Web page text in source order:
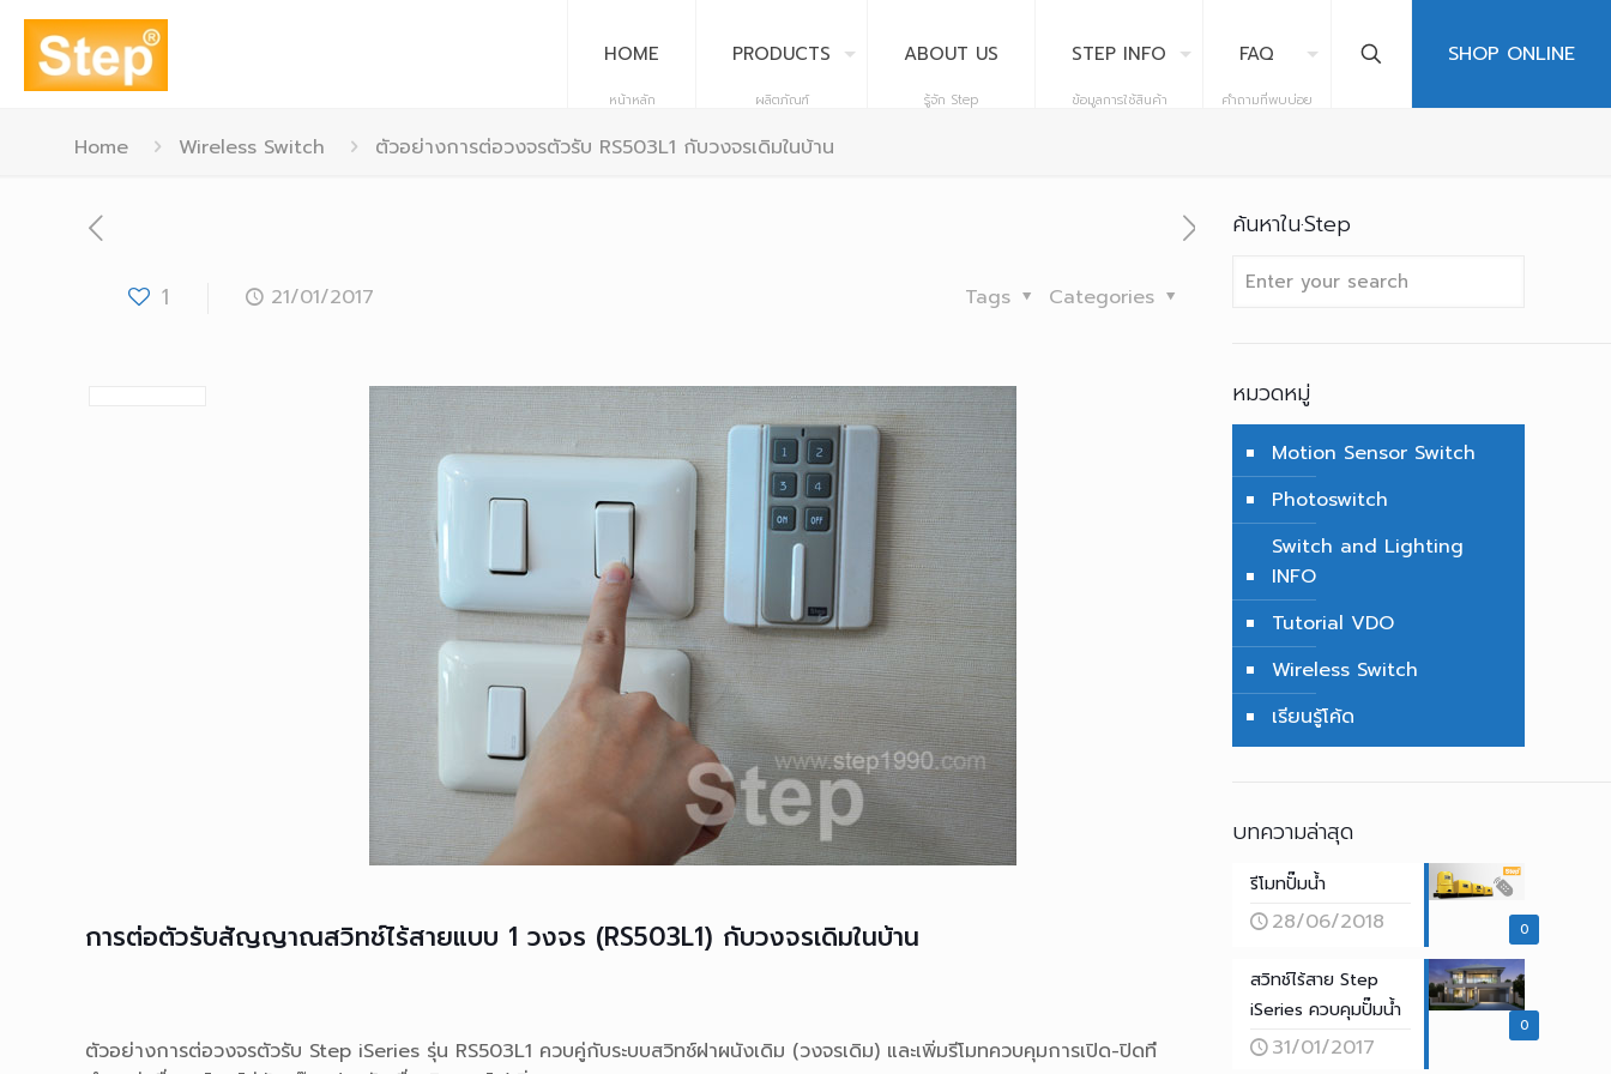
HOME
หน้าหลัก
PRODUCTS
ผลิตภัณฑ์
ABOUT US
รู้จัก Step
STEP INFO
ข้อมูลการใช้สินค้า
FAQ
คำถามที่พบบ่อย
SHOP ONLINE
Home Wireless Switch ตัวอย่างการต่อวงจรตัวรับ RS503L1 กับวงจรเดิมในบ้าน
1 21/01/2017 Categories
Tags
การต่อตัวรับสัญญาณสวิทช์ไร้สายแบบ 1 วงจร (RS503L1) กับวงจรเดิมในบ้าน
ตัวอย่างการต่อวงจรตัวรับ Step iSeries รุ่น RS503L1 ควบคู่กับระบบสวิทช์ฝาผนังเดิม (วงจรเดิม) และเพิ่มรีโมทควบคุมการเปิด-ปิดที
ค้นหาใน·Step
หมวดหมู่
Motion Sensor Switch
Photoswitch
Switch and Lighting
INFO
Tutorial VDO
Wireless Switch
เรียนรู้โค้ด
บทความล่าสุด
0
รีโมทปั๊มน้ำ
28/06/2018
0
สวิทช์ไร้สาย Step
iSeries ควบคุมปั๊มน้ำ
31/01/2017